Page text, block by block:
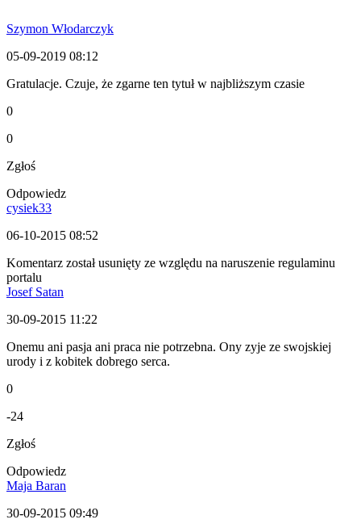
Szymon Włodarczyk
05-09-2019 08:12
Gratulacje. Czuje, że zgarne ten tytuł w najbliższym czasie
0
0
Zgłoś
Odpowiedz
cysiek33
06-10-2015 08:52
Komentarz został usunięty ze względu na naruszenie regulaminu
portalu
Josef Satan
30-09-2015 11:22
Onemu ani pasja ani praca nie potrzebna. Ony zyje ze swojskiej
urody i z kobitek dobrego serca.
0
-24
Zgłoś
Odpowiedz
Maja Baran
30-09-2015 09:49